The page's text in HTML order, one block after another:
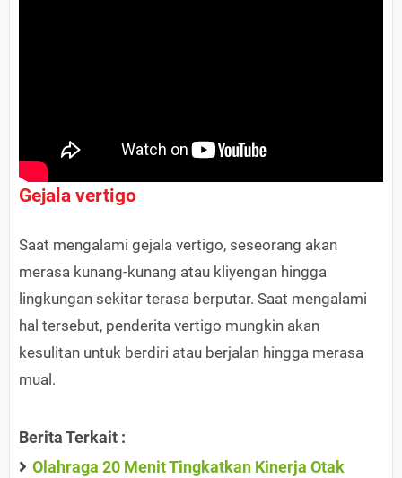
Gejala vertigo
Saat mengalami gejala vertigo, seseorang akan
merasa kunang-kunang atau kliyengan hingga
lingkungan sekitar terasa berputar. Saat mengalami
hal tersebut, penderita vertigo mungkin akan
kesulitan untuk berdiri atau berjalan hingga merasa
mual.
Berita Terkait :
Olahraga 20 Menit Tingkatkan Kinerja Otak